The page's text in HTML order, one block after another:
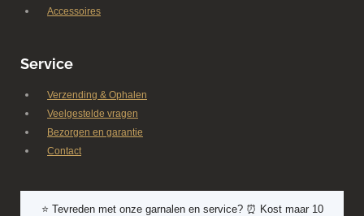
Accessoires
Service
Verzending & Ophalen
Veelgestelde vragen
Bezorgen en garantie
Contact
⭐ Tevreden met onze garnalen en service? ⏰ Kost maar 10